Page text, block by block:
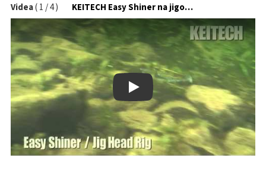
Videa(1/4) KEITECH Easy Shiner na jigové hlavičce
Play